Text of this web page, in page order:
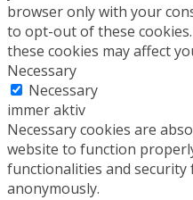
browser only with your
to opt-out of these
these cookies may affect
Necessary
Necessary
immer aktiv
Necessary cookies are
website to function
functionalities and
anonymously.